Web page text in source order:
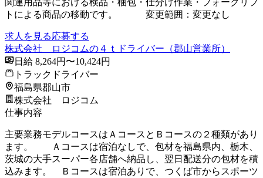
関連用品等における検品・梱包・仕分け作業・フォークリフ
トによる商品の移動です。 変更範囲：変更なし
求人を見る応募する
株式会社 ロジコムの４ｔドライバー（郡山営業所）
日給 8,264円〜10,424円
トラックドライバー
福島県郡山市
株式会社 ロジコム
仕事内容
主要業務モデルコースはＡコースとＢコースの２種類があり
ます。 Ａコースは宿泊なしで、包材を福島県内、栃木、
茨城の大手スーパー各店舗へ納品し、翌日配送分の包材を積
込みます。 Ｂコースは宿泊ありで、つくば市からスポーツ